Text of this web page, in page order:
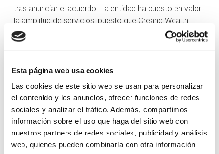
Esta página web usa cookies
Las cookies de este sitio web se usan para personalizar
el contenido y los anuncios, ofrecer funciones de redes
sociales y analizar el tráfico. Además, compartimos
información sobre el uso que haga del sitio web con
nuestros partners de redes sociales, publicidad y análisis
web, quienes pueden combinarla con otra información
tras anunciar el acuerdo. La entidad ha puesto en valor
la amplitud de servicios, puesto que Creand Wealth
Management apuesta por la arquitectura abierta a la
hora de ofrecer soluciones de inversión especializadas,
carteras.
Un acuerdo que llega en pleno crecimiento de la
firma
Más allá de esas cifras de volumen de negocio, el
acuerdo llega en un pico de crecimiento de Creand
Wealth Management en España, y es que la firma ya